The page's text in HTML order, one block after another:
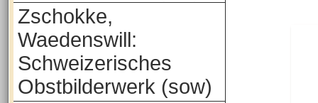
Zschokke,
Waedenswill:
Schweizerisches
Obstbilderwerk (sow)